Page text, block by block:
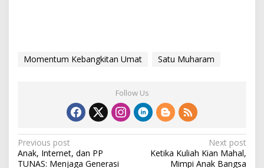
Momentum Kebangkitan Umat Satu Muharam
Follow Us
P
o
Previous post
Anak, Internet, dan PP
TUNAS: Menjaga Generasi
Next post
Ketika Kuliah Kian Mahal,
Mimpi Anak Bangsa